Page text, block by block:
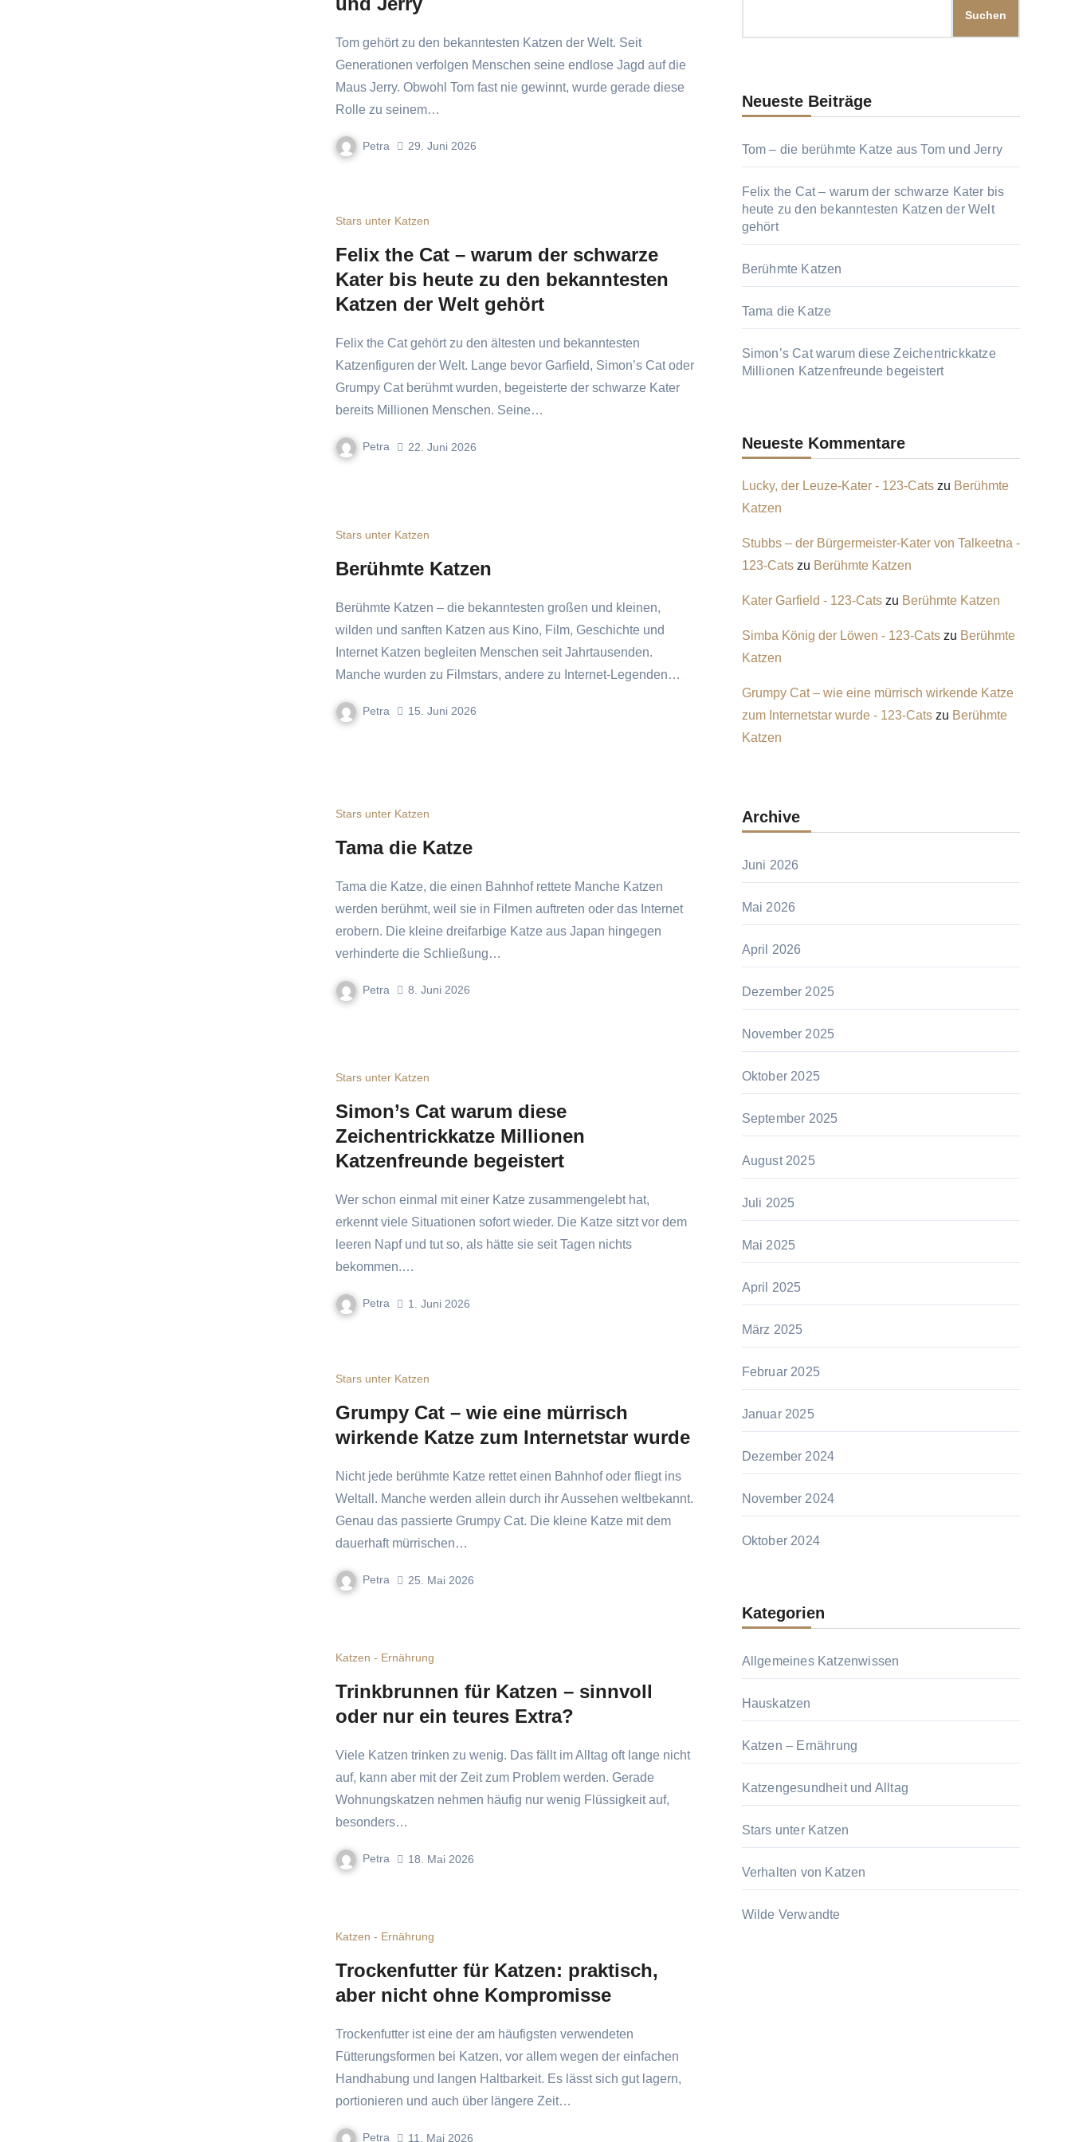
Tom gehört zu den bekanntesten Katzen der Welt. Seit
Generationen verfolgen Menschen seine endlose Jagd auf die
Maus Jerry. Obwohl Tom fast nie gewinnt, wurde gerade diese
Rolle zu seinem…
Petra 29. Juni 2026
Stars unter Katzen
Felix the Cat – warum der schwarze
Kater bis heute zu den bekanntesten
Katzen der Welt gehört
Felix the Cat gehört zu den ältesten und bekanntesten
Katzenfiguren der Welt. Lange bevor Garfield, Simon’s Cat oder
Grumpy Cat berühmt wurden, begeisterte der schwarze Kater
bereits Millionen Menschen. Seine…
Petra 22. Juni 2026
Stars unter Katzen
Berühmte Katzen
Berühmte Katzen – die bekanntesten großen und kleinen,
wilden und sanften Katzen aus Kino, Film, Geschichte und
Internet Katzen begleiten Menschen seit Jahrtausenden.
Manche wurden zu Filmstars, andere zu Internet-Legenden…
Petra 15. Juni 2026
Stars unter Katzen
Tama die Katze
Tama die Katze, die einen Bahnhof rettete Manche Katzen
werden berühmt, weil sie in Filmen auftreten oder das Internet
erobern. Die kleine dreifarbige Katze aus Japan hingegen
verhinderte die Schließung…
Petra 8. Juni 2026
Stars unter Katzen
Simon’s Cat warum diese
Zeichentrickkatze Millionen
Katzenfreunde begeistert
Wer schon einmal mit einer Katze zusammengelebt hat,
erkennt viele Situationen sofort wieder. Die Katze sitzt vor dem
leeren Napf und tut so, als hätte sie seit Tagen nichts
bekommen.…
Petra 1. Juni 2026
Stars unter Katzen
Grumpy Cat – wie eine mürrisch
wirkende Katze zum Internetstar wurde
Nicht jede berühmte Katze rettet einen Bahnhof oder fliegt ins
Weltall. Manche werden allein durch ihr Aussehen weltbekannt.
Genau das passierte Grumpy Cat. Die kleine Katze mit dem
dauerhaft mürrischen…
Petra 25. Mai 2026
Katzen - Ernährung
Trinkbrunnen für Katzen – sinnvoll
oder nur ein teures Extra?
Viele Katzen trinken zu wenig. Das fällt im Alltag oft lange nicht
auf, kann aber mit der Zeit zum Problem werden. Gerade
Wohnungskatzen nehmen häufig nur wenig Flüssigkeit auf,
besonders…
Petra 18. Mai 2026
Katzen - Ernährung
Trockenfutter für Katzen: praktisch,
aber nicht ohne Kompromisse
Trockenfutter ist eine der am häufigsten verwendeten
Fütterungsformen bei Katzen, vor allem wegen der einfachen
Handhabung und langen Haltbarkeit. Es lässt sich gut lagern,
portionieren und auch über längere Zeit…
Petra 11. Mai 2026
Suchen
Neueste Beiträge
Tom – die berühmte Katze aus Tom und Jerry
Felix the Cat – warum der schwarze Kater bis
heute zu den bekanntesten Katzen der Welt
gehört
Berühmte Katzen
Tama die Katze
Simon’s Cat warum diese Zeichentrickkatze
Millionen Katzenfreunde begeistert
Neueste Kommentare
Lucky, der Leuze-Kater - 123-Catszu Berühmte
Katzen
Stubbs – der Bürgermeister-Kater von Talkeetna -
123-Catszu Berühmte Katzen
Kater Garfield - 123-Catszu Berühmte Katzen
Simba König der Löwen - 123-Catszu Berühmte
Katzen
Grumpy Cat – wie eine mürrisch wirkende Katze
zum Internetstar wurde - 123-Catszu Berühmte
Katzen
Archive
Juni 2026
Mai 2026
April 2026
Dezember 2025
November 2025
Oktober 2025
September 2025
August 2025
Juli 2025
Mai 2025
April 2025
März 2025
Februar 2025
Januar 2025
Dezember 2024
November 2024
Oktober 2024
Kategorien
Allgemeines Katzenwissen
Hauskatzen
Katzen – Ernährung
Katzengesundheit und Alltag
Stars unter Katzen
Verhalten von Katzen
Wilde Verwandte